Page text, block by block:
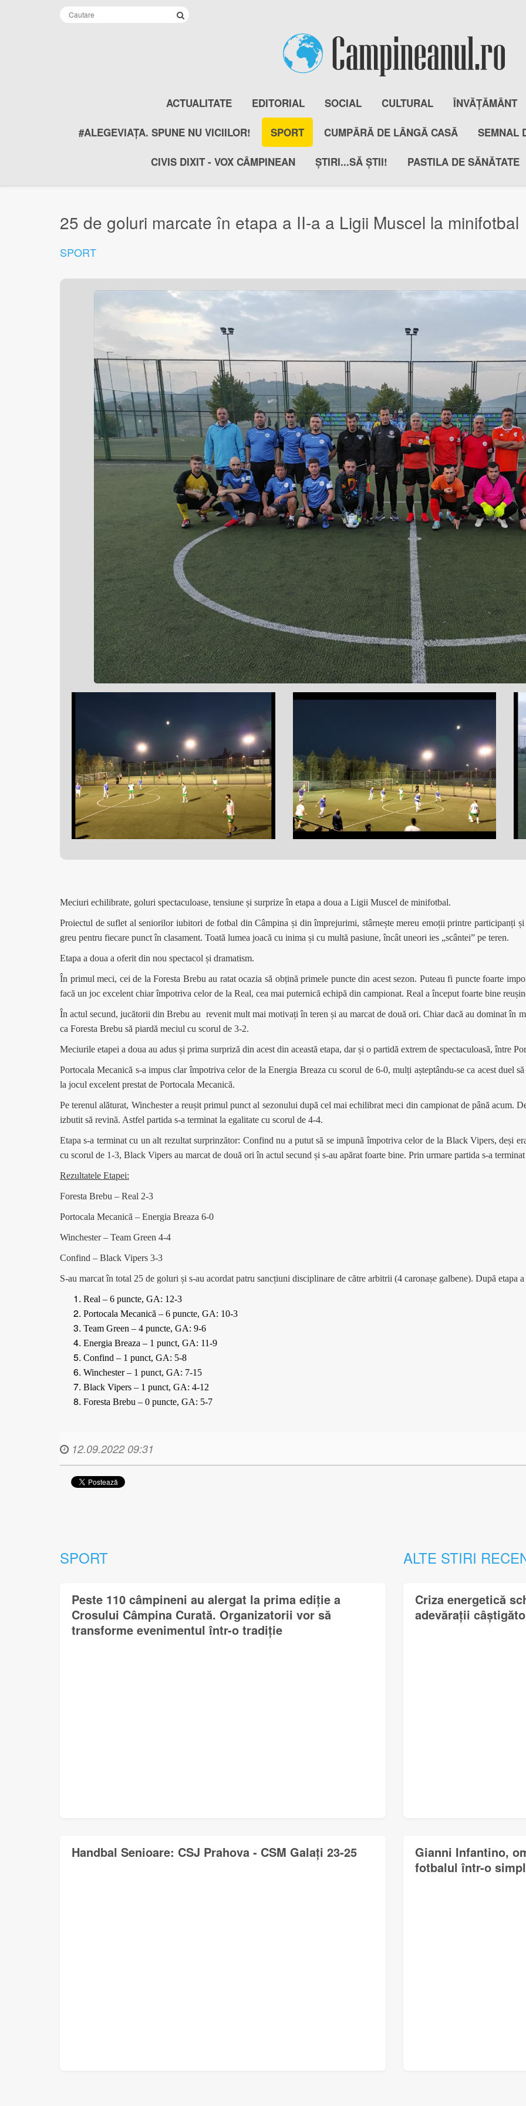
ACTUALITATE EDITORIAL SOCIAL CULTURAL ÎNVĂȚĂMÂNT
#ALEGEVIAȚA. SPUNE NU VICIILOR! SPORT CUMPĂRĂ DE LÂNGĂ CASĂ SEMNAL
CIVIS DIXIT - VOX CÂMPINEAN ȘTIRI...SĂ ȘTII! PASTILA DE SĂNĂTATE
25 de goluri marcate în etapa a II-a a Ligii Muscel la minifotbal
SPORT
Meciuri echilibrate, goluri spectaculoase, tensiune și surprize în etapa a doua a Ligii Muscel de minifotbal.
Proiectul de suflet al seniorilor iubitori de fotbal din Câmpina și din împrejurimi, stârnește mereu emoții printre participanți și
greu pentru fiecare punct în clasament. Toată lumea joacă cu inima și cu multă pasiune, încât uneori ies „scântei” pe teren.
Etapa a doua a oferit din nou spectacol și dramatism.
În primul meci, cei de la Foresta Brebu au ratat ocazia să obțină primele puncte din acest sezon. Puteau fi puncte foarte
facă un joc excelent chiar împotriva celor de la Real, cea mai puternică echipă din campionat. Real a început foarte bine
În actul secund, jucătorii din Brebu au revenit mult mai motivați în teren și au marcat de două ori. Chiar dacă au dominat în
ca Foresta Brebu să piardă meciul cu scorul de 3-2.
Meciurile etapei a doua au adus și prima surpriză din acest din această etapa, dar și o partidă extrem de spectaculoasă, între
Portocala Mecanică s-a impus clar împotriva celor de la Energia Breaza cu scorul de 6-0, mulți așteptându-se ca acest duel
la jocul excelent prestat de Portocala Mecanică.
Pe terenul alăturat, Winchester a reușit primul punct al sezonului după cel mai echilibrat meci din campionat de până acum.
izbutit să revină. Astfel partida s-a terminat la egalitate cu scorul de 4-4.
Etapa s-a terminat cu un alt rezultat surprinzător: Confind nu a putut să se impună împotriva celor de la Black Vipers, deși
cu scorul de 1-3, Black Vipers au marcat de două ori în actul secund și s-au apărat foarte bine. Prin urmare partida s-a
Rezultatele Etapei:
Foresta Brebu – Real 2-3
Portocala Mecanică – Energia Breaza 6-0
Winchester – Team Green 4-4
Confind – Black Vipers 3-3
S-au marcat în total 25 de goluri și s-au acordat patru sancțiuni disciplinare de către arbitrii (4 caronașe galbene). După etapa
Real – 6 puncte, GA: 12-3
Portocala Mecanică – 6 puncte, GA: 10-3
Team Green – 4 puncte, GA: 9-6
Energia Breaza – 1 punct, GA: 11-9
Confind – 1 punct, GA: 5-8
Winchester – 1 punct, GA: 7-15
Black Vipers – 1 punct, GA: 4-12
Foresta Brebu – 0 puncte, GA: 5-7
12.09.2022 09:31
SPORT
Peste 110 câmpineni au alergat la prima ediție a
Crosului Câmpina Curată. Organizatorii vor să
transforme evenimentul într-o tradiție
Handbal Senioare: CSJ Prahova - CSM Galați 23-25
ALTE STIRI
Criza energetică
adevărații
Gianni Infantino,
fotbalul într-o